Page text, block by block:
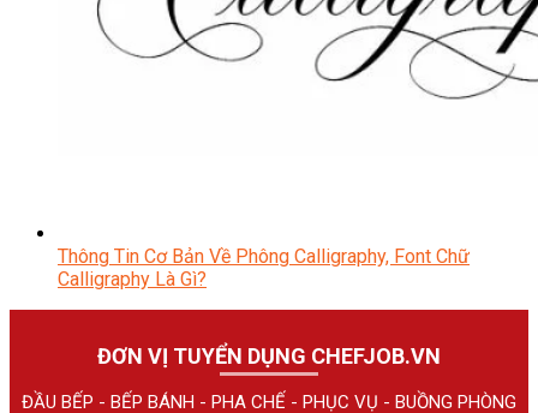
Thông Tin Cơ Bản Về Phông Calligraphy, Font Chữ
Calligraphy Là Gì?
ĐƠN VỊ TUYỂN DỤNG CHEFJOB.VN
ĐẦU BẾP - BẾP BÁNH - PHA CHẾ - PHỤC VỤ - BUỒNG PHÒNG